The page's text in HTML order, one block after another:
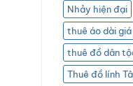
Nhảy hiện đại
thuê áo dài giá
thuê đồ dân
Thuê đồ lính